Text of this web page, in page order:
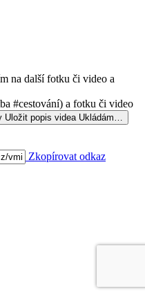
na další fotku či video a
#cestování) a fotku či video
Uložit popis videa Ukládám…
Zkopírovat odkaz